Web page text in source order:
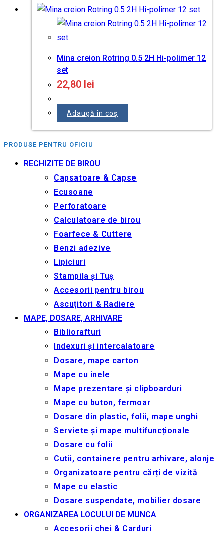
Mina creion Rotring 0.5 2H Hi-polimer 12
set
22,80 lei
Adaugă în coș
PRODUSE PENTRU OFICIU
RECHIZITE DE BIROU
Capsatoare & Capse
Ecusoane
Perforatoare
Calculatoare de birou
Foarfece & Cuttere
Benzi adezive
Lipiciuri
Stampila și Tuș
Accesorii pentru birou
Ascuțitori & Radiere
MAPE, DOSARE, ARHIVARE
Bibliorafturi
Indexuri și intercalatoare
Dosare, mape carton
Mape cu inele
Mape prezentare și clipboarduri
Mape cu buton, fermoar
Dosare din plastic, folii, mape unghi
Serviete și mape multifuncționale
Dosare cu folii
Cutii, containere pentru arhivare, alonje
Organizatoare pentru cărți de vizită
Mape cu elastic
Dosare suspendate, mobilier dosare
ORGANIZAREA LOCULUI DE MUNCA
Accesorii chei & Сarduri